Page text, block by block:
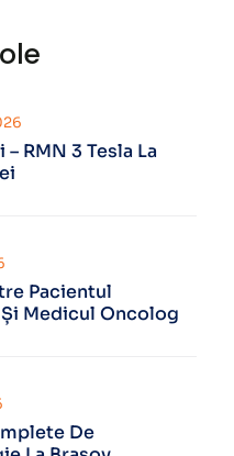
RMN 3 Tesla La
Pacientul
Medicul Oncolog
De